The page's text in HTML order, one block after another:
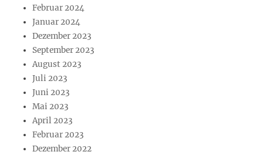
Februar 2024
Januar 2024
Dezember 2023
September 2023
August 2023
Juli 2023
Juni 2023
Mai 2023
April 2023
Februar 2023
Dezember 2022